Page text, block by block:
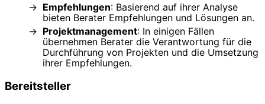
Empfehlungen: Basierend auf ihrer Analyse
bieten Berater Empfehlungen und Lösungen an.
Projektmanagement: In einigen Fällen
übernehmen Berater die Verantwortung für die
Durchführung von Projekten und die Umsetzung
ihrer Empfehlungen.
Bereitsteller